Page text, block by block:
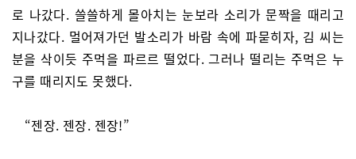
로 나갔다. 쓸쓸하게 몰아치는 눈보라 소리가 문짝을 때리고
지나갔다. 멀어져가던 발소리가 바람 속에 파묻히자, 김 씨는
분을 삭이듯 주먹을 파르르 떨었다. 그러나 떨리는 주먹은 누
구를 때리지도 못했다.
“젠장. 젠장. 젠장!”